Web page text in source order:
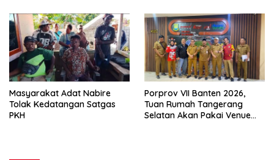
Masyarakat Adat Nabire
Tolak Kedatangan Satgas
PKH
Porprov VII Banten 2026,
Tuan Rumah Tangerang
Selatan Akan Pakai Venue